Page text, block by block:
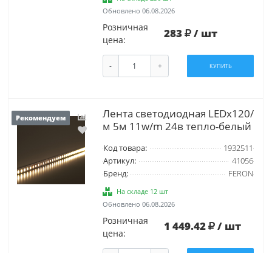
Обновлено 06.08.2026
Розничная
цена:
283 / шт
- + КУПИТЬ
Рекомендуем
Лента светодиодная LEDх120/
м 5м 11w/m 24в тепло-белый
Код товара:
1932511
Артикул:
41056
Бренд:
FERON
На складе 12 шт
Обновлено 06.08.2026
Розничная
цена:
1 449.42 / шт